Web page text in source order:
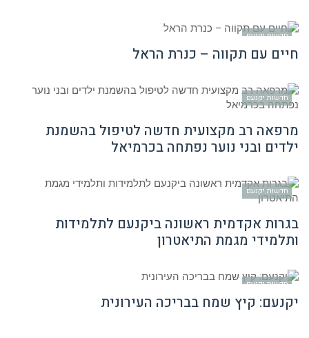
חדשות יקנעם
חיים עם תקווה – כנרת הראל
חדשות יקנעם
מרפאה רב מקצועית חדשה לטיפול בהשמנת
ילדים ובני נוער נפתחה בכרמיאל
חדשות יקנעם
בגרות אקדמית ראשונה ביקנעם לתלמידות
ותלמידי מגמת התיאטרון
חדשות יקנעם
יקנעם: קיץ שמח בבריכה העירונית